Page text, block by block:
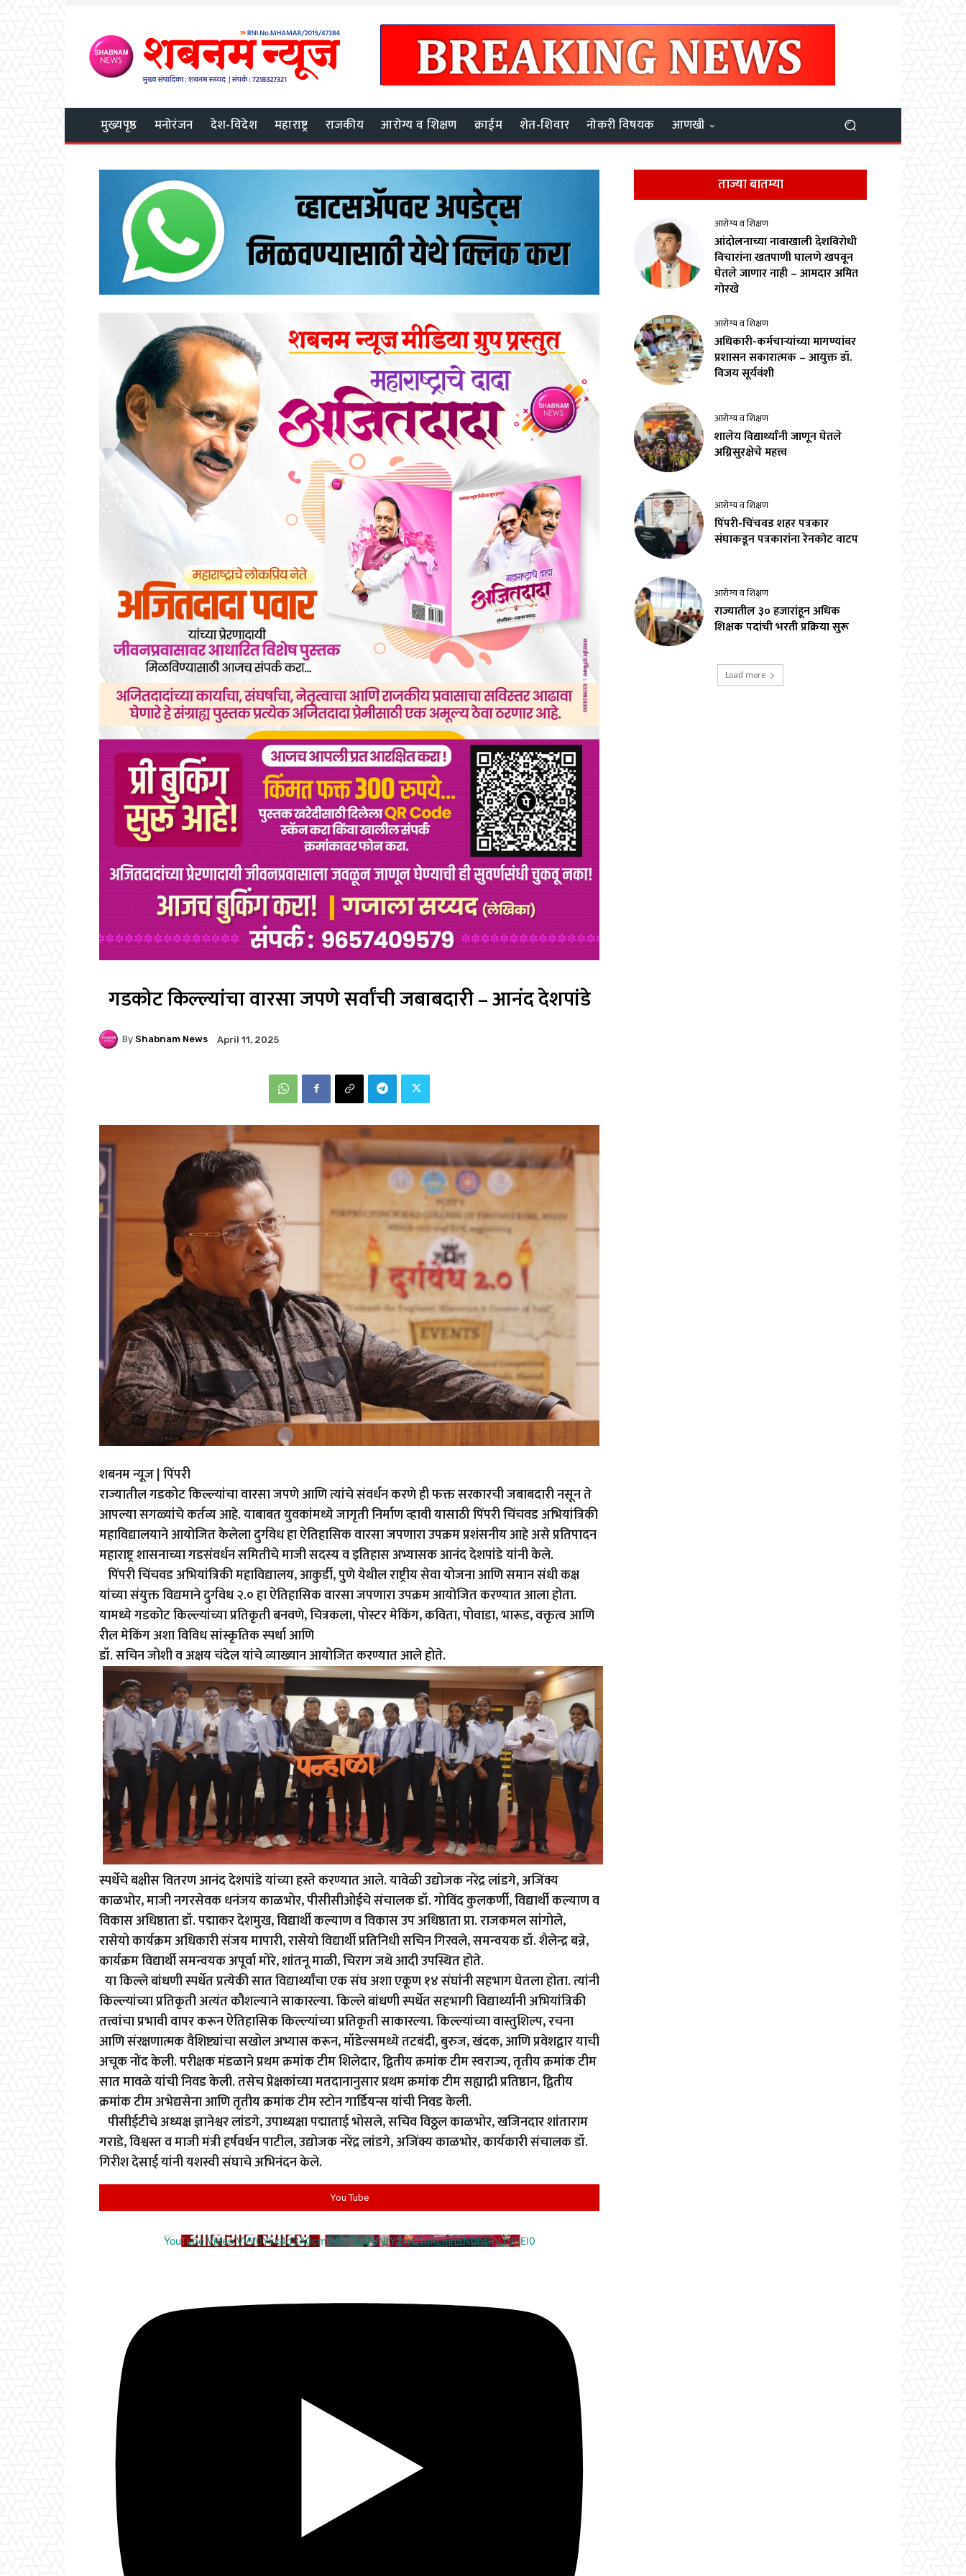
मुख्यपृष्ठ मनोरंजन देश-विदेश महाराष्ट्र राजकीय आरोग्य व शिक्षण क्राईम शेत-शिवार नोकरी विषयक आणखी
गडकोट किल्ल्यांचा वारसा जपणे सर्वांची जबाबदारी – आनंद देशपांडे
By Shabnam News April 11, 2025
शबनम न्यूज | पिंपरी
राज्यातील गडकोट किल्ल्यांचा वारसा जपणे आणि त्यांचे संवर्धन करणे ही फक्त सरकारची जबाबदारी नसून ते
आपल्या सगळ्यांचे कर्तव्य आहे. याबाबत युवकांमध्ये जागृती निर्माण व्हावी यासाठी पिंपरी चिंचवड अभियांत्रिकी
महाविद्यालयाने आयोजित केलेला दुर्गवेध हा ऐतिहासिक वारसा जपणारा उपक्रम प्रशंसनीय आहे असे प्रतिपादन
महाराष्ट्र शासनाच्या गडसंवर्धन समितीचे माजी सदस्य व इतिहास अभ्यासक आनंद देशपांडे यांनी केले.
पिंपरी चिंचवड अभियांत्रिकी महाविद्यालय, आकुर्डी, पुणे येथील राष्ट्रीय सेवा योजना आणि समान संधी कक्ष
यांच्या संयुक्त विद्यमाने दुर्गवेध २.० हा ऐतिहासिक वारसा जपणारा उपक्रम आयोजित करण्यात आला होता.
यामध्ये गडकोट किल्ल्यांच्या प्रतिकृती बनवणे, चित्रकला, पोस्टर मेकिंग, कविता, पोवाडा, भारूड, वक्तृत्व आणि
रील मेकिंग अशा विविध सांस्कृतिक स्पर्धा आणि
डॉ. सचिन जोशी व अक्षय चंदेल यांचे व्याख्यान आयोजित करण्यात आले होते.
स्पर्धेचे बक्षीस वितरण आनंद देशपांडे यांच्या हस्ते करण्यात आले. यावेळी उद्योजक नरेंद्र लांडगे, अजिंक्य
काळभोर, माजी नगरसेवक धनंजय काळभोर, पीसीसीओईचे संचालक डॉ. गोविंद कुलकर्णी, विद्यार्थी कल्याण व
विकास अधिष्ठाता डॉ. पद्माकर देशमुख, विद्यार्थी कल्याण व विकास उप अधिष्ठाता प्रा. राजकमल सांगोले,
रासेयो कार्यक्रम अधिकारी संजय मापारी, रासेयो विद्यार्थी प्रतिनिधी सचिन गिरवले, समन्वयक डॉ. शैलेन्द्र बन्ने,
कार्यक्रम विद्यार्थी समन्वयक अपूर्वा मोरे, शांतनू माळी, चिराग जथे आदी उपस्थित होते.
या किल्ले बांधणी स्पर्धेत प्रत्येकी सात विद्यार्थ्यांचा एक संघ अशा एकूण १४ संघांनी सहभाग घेतला होता. त्यांनी
किल्ल्यांच्या प्रतिकृती अत्यंत कौशल्याने साकारल्या. किल्ले बांधणी स्पर्धेत सहभागी विद्यार्थ्यांनी अभियांत्रिकी
तत्त्वांचा प्रभावी वापर करून ऐतिहासिक किल्ल्यांच्या प्रतिकृती साकारल्या. किल्ल्यांच्या वास्तुशिल्प, रचना
आणि संरक्षणात्मक वैशिष्ट्यांचा सखोल अभ्यास करून, मॉडेल्समध्ये तटबंदी, बुरुज, खंदक, आणि प्रवेशद्वार याची
अचूक नोंद केली. परीक्षक मंडळाने प्रथम क्रमांक टीम शिलेदार, द्वितीय क्रमांक टीम स्वराज्य, तृतीय क्रमांक टीम
सात मावळे यांची निवड केली. तसेच प्रेक्षकांच्या मतदानानुसार प्रथम क्रमांक टीम सह्याद्री प्रतिष्ठान, द्वितीय
क्रमांक टीम अभेद्यसेना आणि तृतीय क्रमांक टीम स्टोन गार्डियन्स यांची निवड केली.
पीसीईटीचे अध्यक्ष ज्ञानेश्वर लांडगे, उपाध्यक्षा पद्माताई भोसले, सचिव विठ्ठल काळभोर, खजिनदार शांताराम
गराडे, विश्वस्त व माजी मंत्री हर्षवर्धन पाटील, उद्योजक नरेंद्र लांडगे, अजिंक्य काळभोर, कार्यकारी संचालक डॉ.
गिरीश देसाई यांनी यशस्वी संघाचे अभिनंदन केले.
You Tube
YouTube Video VVV0Ykk4d3A0cm94U1VaQUNfY2xrQ1hRLmh5N0hsRVJNREI0
ताज्या बातम्या
आरोग्य व शिक्षण
आंदोलनाच्या नावाखाली देशविरोधी
विचारांना खतपाणी घालणे खपवून
घेतले जाणार नाही – आमदार अमित
गोरखे
आरोग्य व शिक्षण
अधिकारी-कर्मचाऱ्यांच्या मागण्यांवर
प्रशासन सकारात्मक – आयुक्त डॉ.
विजय सूर्यवंशी
आरोग्य व शिक्षण
शालेय विद्यार्थ्यांनी जाणून घेतले
अग्निसुरक्षेचे महत्त्व
आरोग्य व शिक्षण
पिंपरी-चिंचवड शहर पत्रकार
संघाकडून पत्रकारांना रेनकोट वाटप
आरोग्य व शिक्षण
राज्यातील ३० हजारांहून अधिक
शिक्षक पदांची भरती प्रक्रिया सुरू
Load more